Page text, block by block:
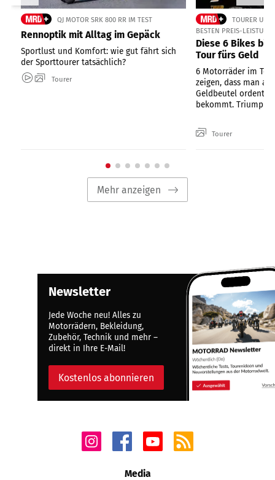
QJ MOTOR SRK 800 RR IM TEST
Rennoptik mit Alltag im Gepäck
Sportlust und Komfort: wie gut fährt sich
der Sporttourer tatsächlich?
Tourer
TOURER UND
BESTEN PREIS-LEISTUNG
Diese 6 Bikes
Tour fürs Geld
6 Motorräder im Test
zeigen, dass man
Geldbeutel
bekommt. Triumph,
Tourer
Mehr anzeigen
Newsletter
Jede Woche neu! Alles zu
Motorrädern, Bekleidung,
Zubehör, Technik und mehr –
direkt in Ihre E-Mail!
Kostenlos abonnieren
Media